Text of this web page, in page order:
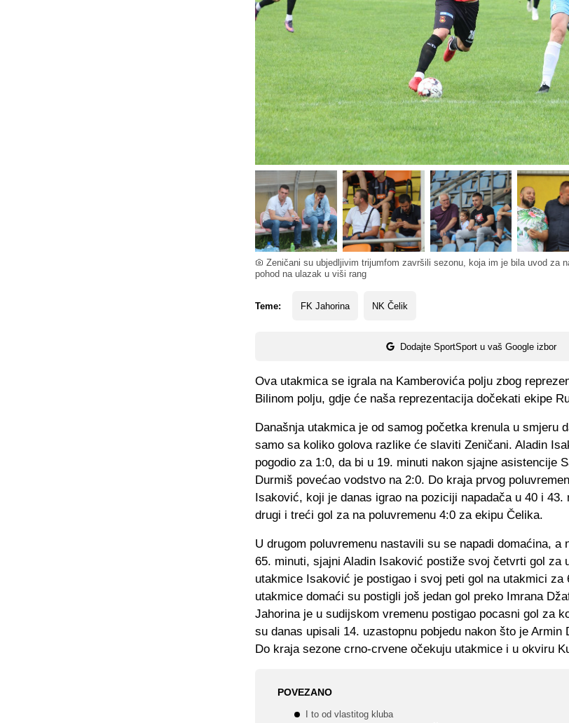
Zeničani su ubjedljivim trijumfom završili sezonu, koja im je bila uvod za
pohod na ulazak u viši rang
Teme: FK Jahorina NK Čelik
Dodajte SportSport u vaš Google izbor
Ova utakmica se igrala na Kamberovića polju zbog
Bilinom polju, gdje će naša reprezentacija dočekati ekipe
Današnja utakmica je od samog početka krenula u smjeru
samo sa koliko golova razlike će slaviti Zeničani. Aladin
pogodio za 1:0, da bi u 19. minuti nakon sjajne asistencije
Durmiš povećao vodstvo na 2:0. Do kraja prvog
Isaković, koji je danas igrao na poziciji napadača u 40 i
drugi i treći gol za na poluvremenu 4:0 za ekipu Čelika.
U drugom poluvremenu nastavili su se napadi domaćina, a
65. minuti, sjajni Aladin Isaković postiže svoj četvrti gol za
utakmice Isaković je postigao i svoj peti gol na utakmici za
utakmice domaći su postigli još jedan gol preko Imrana
Jahorina je u sudijskom vremenu postigao pocasni gol za
su danas upisali 14. uzastopnu pobjedu nakon što je Armin
Do kraja sezone crno-crvene očekuju utakmice i u okviru
POVEZANO
I to od vlastitog kluba